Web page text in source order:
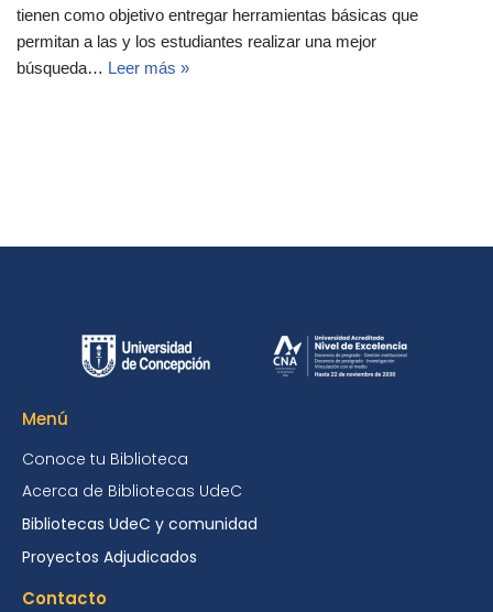
tienen como objetivo entregar herramientas básicas que
permitan a las y los estudiantes realizar una mejor
búsqueda… Leer más »
Menú
Conoce tu Biblioteca
Acerca de Bibliotecas UdeC
Bibliotecas UdeC y comunidad
Proyectos Adjudicados
Contacto